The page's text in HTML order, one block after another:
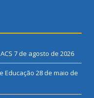
7 de agosto de 2026
Educação 28 de maio de